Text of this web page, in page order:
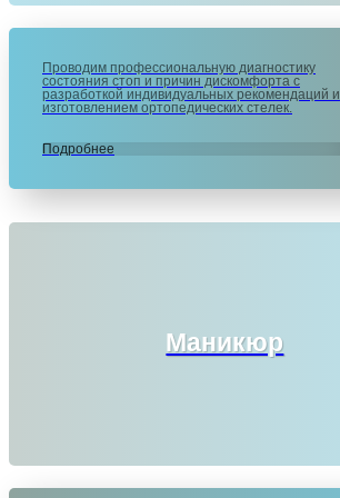
Проводим профессиональную диагностику
состояния стоп и причин дискомфорта с
разработкой индивидуальных рекомендаций и
изготовлением ортопедических стелек.
Подробнее
Маникюр